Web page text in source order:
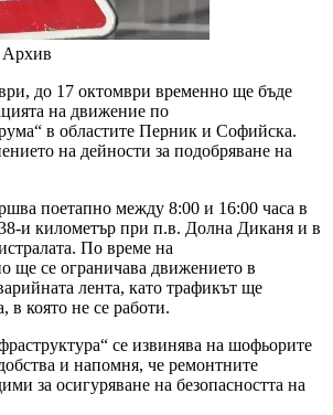
до 17 октомври временно ще бъде
на движение по
в областите Перник и Софийска.
на дейности за подобряване на
поетапно между 8:00 и 16:00 часа в
и километър при п.в. Долна Диканя и в
По време на
ще се ограничава движението в
лента, като трафикът ще
в която не се работи.
се извинява на шофьорите
и напомня, че ремонтните
за осигуряване на безопасността на